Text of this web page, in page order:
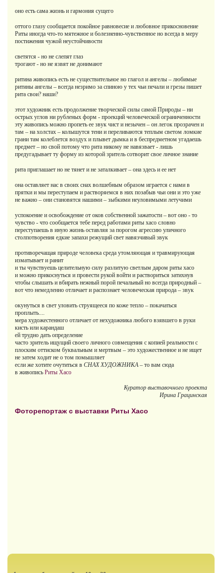
оно есть сама жизнь и гармония сущего
оттого глазу сообщается покойное равновесие и любовное прикосновение
Риты иногда что-то мятежное и болезненно-чувственное но всегда в меру
постижения чужой неустойчивости
светятся - но не слепят глаз
трогают - но не язвят не донимают
ритина живопись есть не существительное но глагол и ангелы – любимые
ритины ангелы – всегда незримо за спиною у тех чьи печали и грезы пишет
рита свои? наши?
этот художник есть продолжение творческой силы самой Природы – ни
острых углов ни рубленых форм - проекций человеческой ограниченности
эту живопись можно пропеть ее звук чист и незычен – он легок прозрачен и
там – на холстах – колышутся тени и переливаются теплым светом ломкие
грани там колеблется воздух и плывет дымка и в беспредметном угадаешь
предмет – но свой потому что рита никому не навязвает - лишь
предугадывает ту форму из которой зритель сотворит свое личное знание
рита приглашает но не тянет и не заталкивает – она здесь и ее нет
она оставляет нас в своих снах волшебным образом играется с нами в
прятки и мы переступаем и растворяемся в них позабыв чьи они и это уже
не важно – они становятся нашими – зыбкими неуловимыми летучими
успокоение и освобождение от оков собственной зажатости – вот оно - то
чувство - что сообщается тебе перед работами риты хасо словно
переступаешь в иную жизнь оставляя за порогом агрессию уличного
столпотворения едкие запахи режущий свет навязчивый звук
противоречащая природе человека среда утомляющая и травмирующая
изматывает и ранит
и ты чувствуешь целительную силу разлитую светлым даром риты хасо
и можно прикоснуться и провести рукой войти и раствориться затихнув
чтобы слышать и вбирать нежный порой печальный но всегда природный –
вот что немедленно отличает и распознает человеческая природа – звук
окунуться в свет уловить струящееся по коже тепло – покачаться
проплыть....
мера художестенного отличает от нехудожника любого взявшего в руки
кисть или карандаш
ей трудно дать определение
часто зритель ищущий своего личного совмещения с копией реальности с
плоским оттиском буквальным и мертвым – это художественное и не ищет
не затем ходит не о том помышляет
если же хотите очутиться в СНАХ ХУДОЖНИКА– то вам сюда
в живопись Риты Хасо
Куратор выставочного проекта
Ирина Грацинская
Фоторепортаж с выставки Риты Хасо